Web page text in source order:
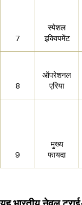
7
स्पेशल
इक्विपमेंट
8
ऑपरेशनल
एरिया
9
मुख्य
फायदा